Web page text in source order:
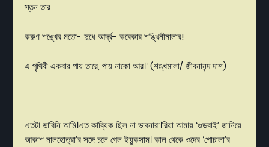
স্তনতার
করুণশঙ্খেরমতো- দুধেআর্দ্র- কবেকারশঙ্খিনীমালার!
এ পৃথিবীএকবারপায়তারে, পায়নাকোআর।‘ (শঙ্খমালা/জীবনানন্দদাশ)
এতটাভাবিনিআমি।এতকাব্যিকছিল নাভাবনারা।রিয়াআমায় ‘গুডবাই’ জানিয়ে
আকাশমালহোত্রা’রসঙ্গেচলেগেলইয়ুকসাম।কালথেকেওদের ‘গোচালা’র